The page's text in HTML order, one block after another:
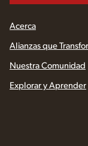
Acerca
Alianzas que
Nuestra Comunidad
Explorar y Aprender